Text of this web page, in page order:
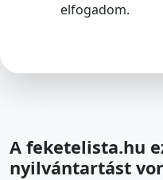
elfogadom.
A feketelista.hu
nyilvántartást